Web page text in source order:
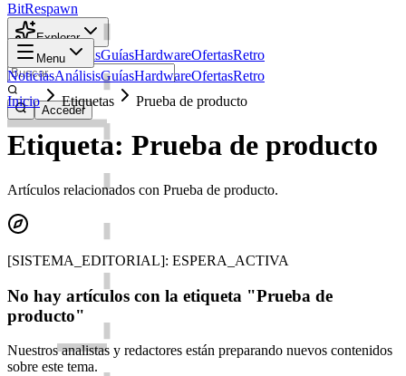
BitRespawn
Explorar
NoticiasAnálisisGuíasHardwareOfertasRetro
Acceder
Menu
NoticiasAnálisisGuíasHardwareOfertasRetro
Inicio
Etiquetas Prueba de producto
Etiqueta: Prueba de producto
Artículos relacionados con Prueba de producto.
[SISTEMA_EDITORIAL]: ESPERA_ACTIVA
No hay artículos con la etiqueta "Prueba de
producto"
Nuestros analistas y redactores están preparando nuevos contenidos
sobre este tema.